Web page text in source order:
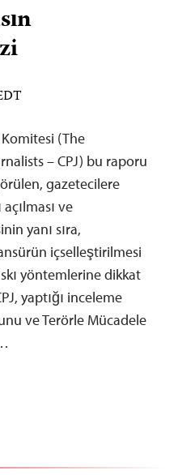
(The
– CPJ) bu raporu
gazetecilere
ve
yanı sıra,
içselleştirilmesi
yöntemlerine dikkat
yaptığı inceleme
ve Terörle Mücadele